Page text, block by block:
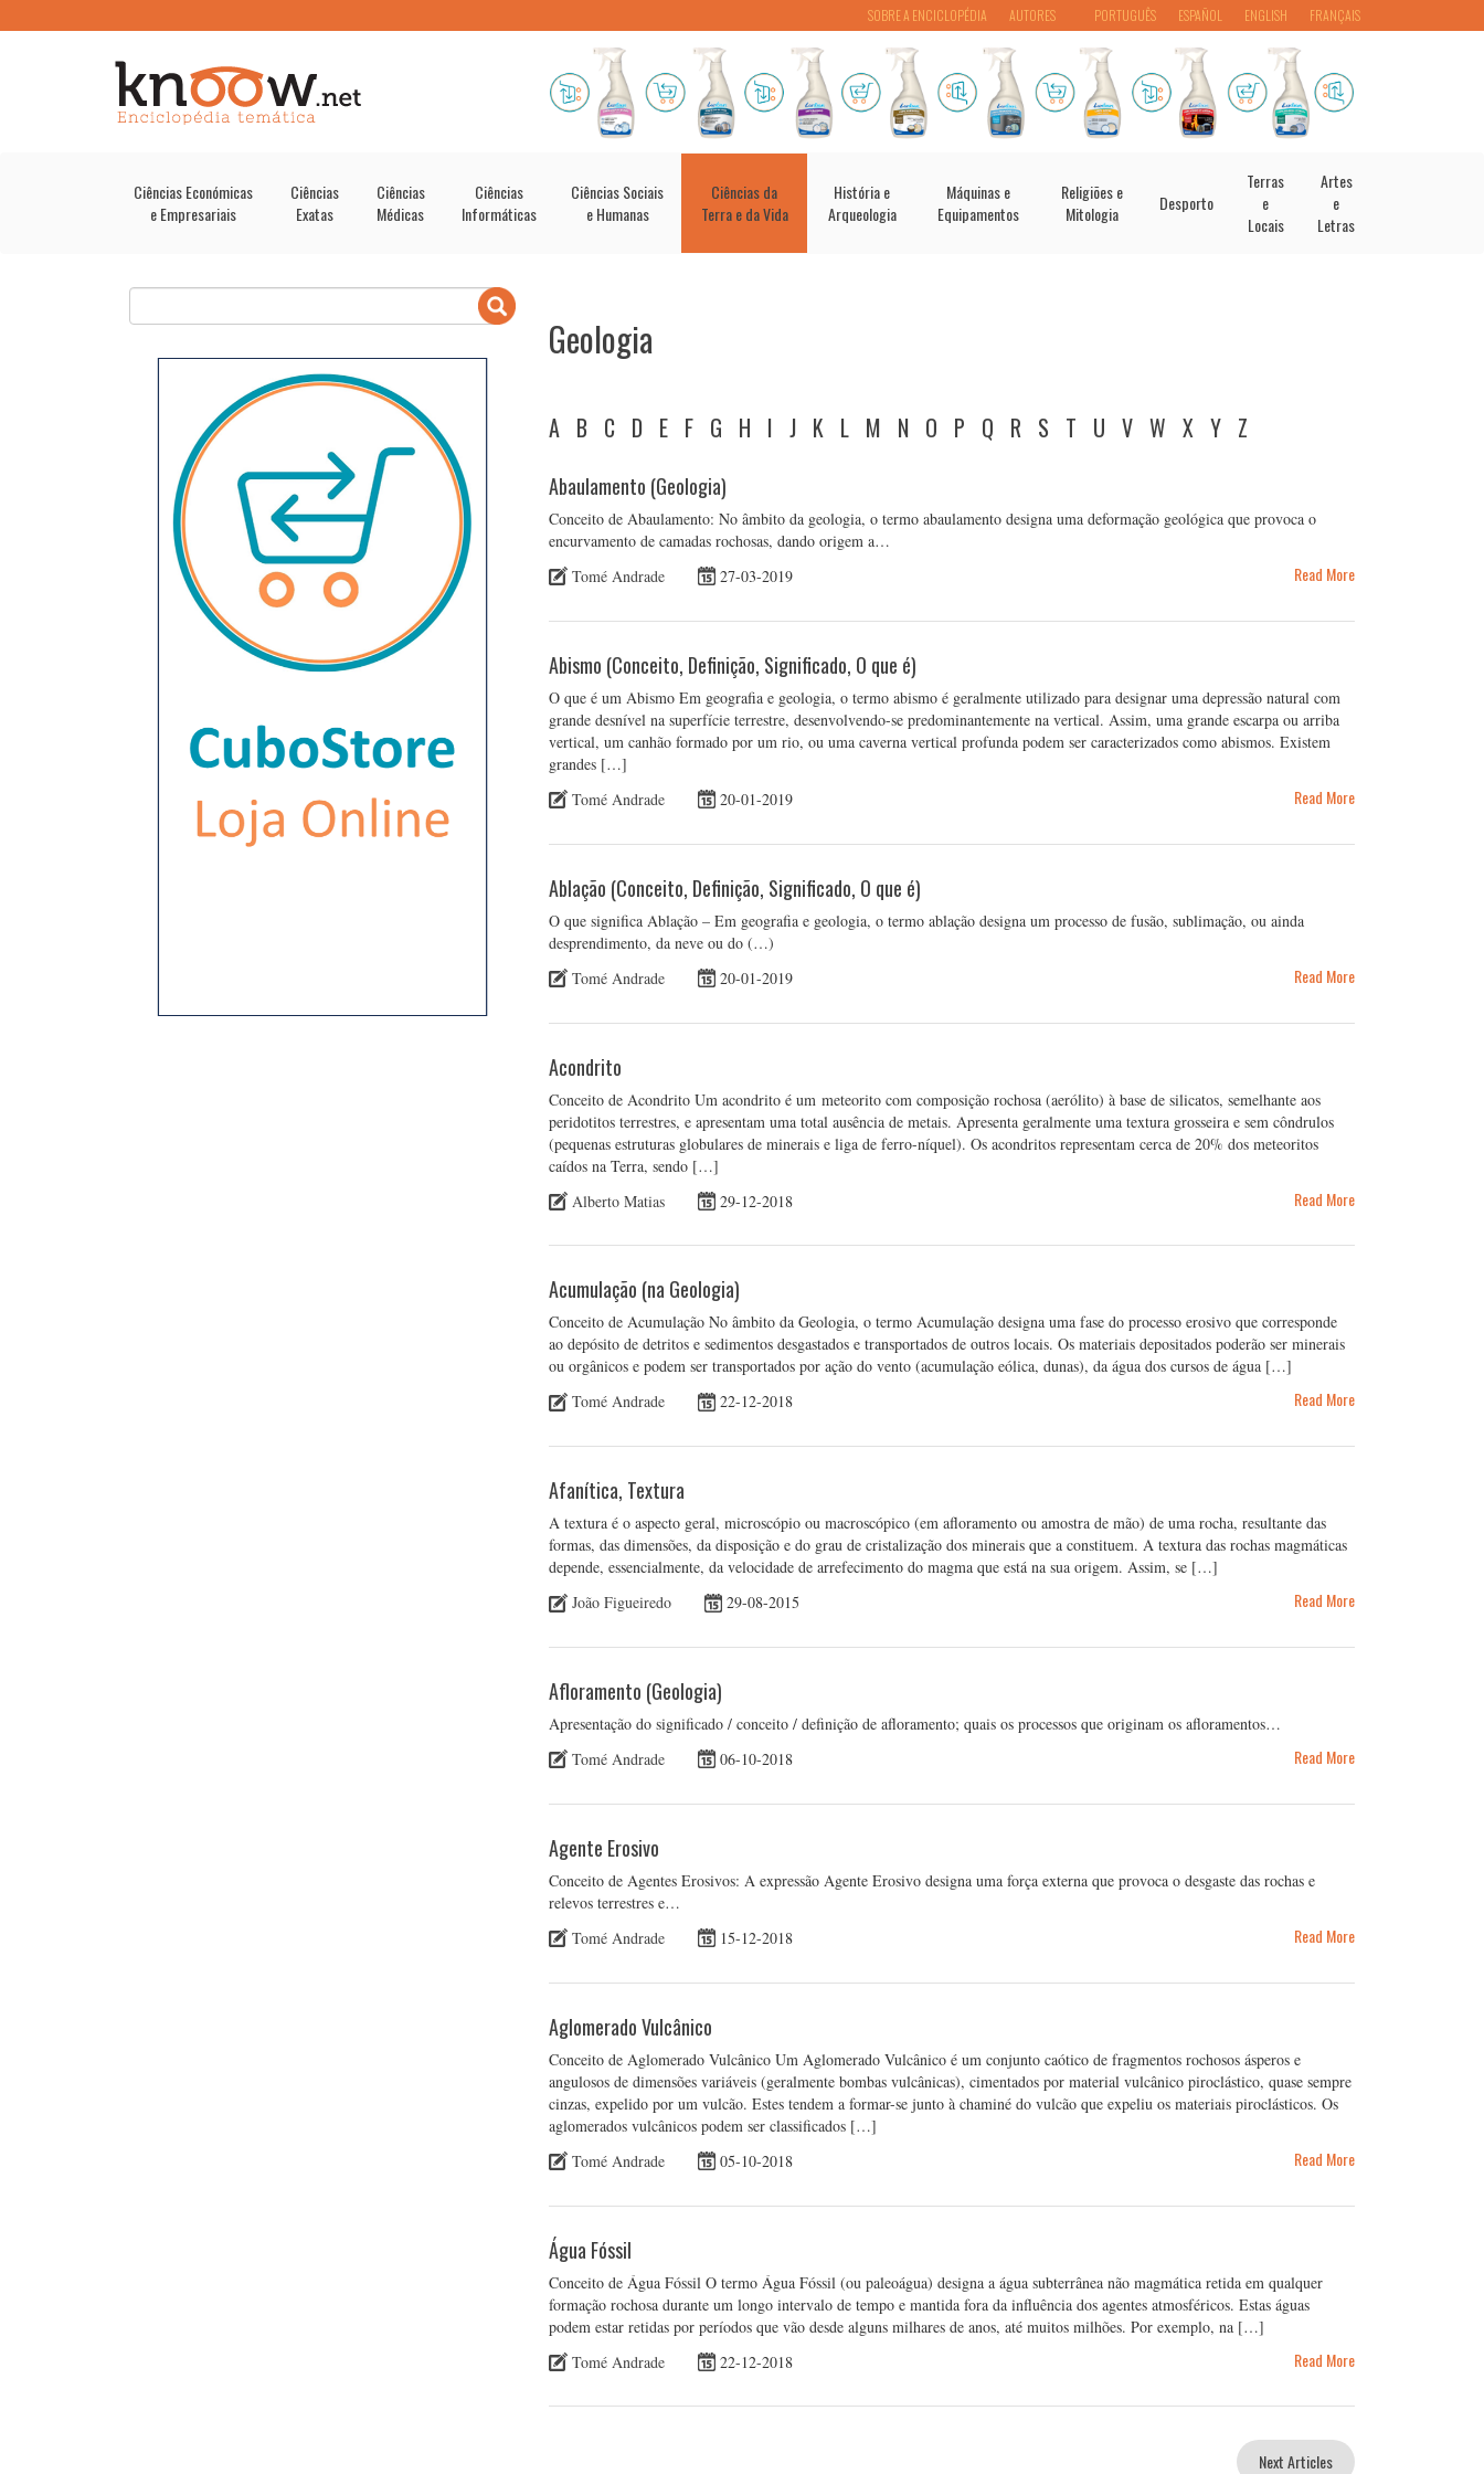
PORTUGUÊS ESPAÑOL ENGLISH FRANÇAIS
SOBRE A ENCICLOPÉDIA AUTORES
Ciências Económicas
e Empresariais
Ciências
Exatas
Ciências
Médicas
Ciências
Informáticas
Ciências Sociais
e Humanas
Ciências da
Terra e da Vida
História e
Arqueologia
Máquinas e
Equipamentos
Religiões e
Mitologia
Desporto
Terras
e
Locais
Artes
e
Letras
Geologia
A B C D E F G H I J K L M N O P Q R S T U V W X Y Z
Abaulamento (Geologia)
Conceito de Abaulamento: No âmbito da geologia, o termo abaulamento designa uma deformação geológica que provoca o
encurvamento de camadas rochosas, dando origem a…
Tomé Andrade
27-03-2019 Read More
Abismo (Conceito, Definição, Significado, O que é)
O que é um Abismo Em geografia e geologia, o termo abismo é geralmente utilizado para designar uma depressão natural com
grande desnível na superfície terrestre, desenvolvendo-se predominantemente na vertical. Assim, uma grande escarpa ou arriba
vertical, um canhão formado por um rio, ou uma caverna vertical profunda podem ser caracterizados como abismos. Existem
grandes […]
Tomé Andrade
20-01-2019 Read More
Ablação (Conceito, Definição, Significado, O que é)
O que significa Ablação – Em geografia e geologia, o termo ablação designa um processo de fusão, sublimação, ou ainda
desprendimento, da neve ou do (…)
Tomé Andrade
20-01-2019 Read More
Acondrito
Conceito de Acondrito Um acondrito é um meteorito com composição rochosa (aerólito) à base de silicatos, semelhante aos
peridotitos terrestres, e apresentam uma total ausência de metais. Apresenta geralmente uma textura grosseira e sem côndrulos
(pequenas estruturas globulares de minerais e liga de ferro-níquel). Os acondritos representam cerca de 20% dos meteoritos
caídos na Terra, sendo […]
Alberto Matias
29-12-2018 Read More
Acumulação (na Geologia)
Conceito de Acumulação No âmbito da Geologia, o termo Acumulação designa uma fase do processo erosivo que corresponde
ao depósito de detritos e sedimentos desgastados e transportados de outros locais. Os materiais depositados poderão ser minerais
ou orgânicos e podem ser transportados por ação do vento (acumulação eólica, dunas), da água dos cursos de água […]
Tomé Andrade
22-12-2018 Read More
Afanítica, Textura
A textura é o aspecto geral, microscópio ou macroscópico (em afloramento ou amostra de mão) de uma rocha, resultante das
formas, das dimensões, da disposição e do grau de cristalização dos minerais que a constituem. A textura das rochas magmáticas
depende, essencialmente, da velocidade de arrefecimento do magma que está na sua origem. Assim, se […]
João Figueiredo
29-08-2015 Read More
Afloramento (Geologia)
Apresentação do significado / conceito / definição de afloramento; quais os processos que originam os afloramentos…
Tomé Andrade
06-10-2018 Read More
Agente Erosivo
Conceito de Agentes Erosivos: A expressão Agente Erosivo designa uma força externa que provoca o desgaste das rochas e
relevos terrestres e…
Tomé Andrade
15-12-2018 Read More
Aglomerado Vulcânico
Conceito de Aglomerado Vulcânico Um Aglomerado Vulcânico é um conjunto caótico de fragmentos rochosos ásperos e
angulosos de dimensões variáveis (geralmente bombas vulcânicas), cimentados por material vulcânico piroclástico, quase sempre
cinzas, expelido por um vulcão. Estes tendem a formar-se junto à chaminé do vulcão que expeliu os materiais piroclásticos. Os
aglomerados vulcânicos podem ser classificados […]
Tomé Andrade
05-10-2018 Read More
Água Fóssil
Conceito de Água Fóssil O termo Água Fóssil (ou paleoágua) designa a água subterrânea não magmática retida em qualquer
formação rochosa durante um longo intervalo de tempo e mantida fora da influência dos agentes atmosféricos. Estas águas
podem estar retidas por períodos que vão desde alguns milhares de anos, até muitos milhões. Por exemplo, na […]
Tomé Andrade
22-12-2018 Read More
Next Articles